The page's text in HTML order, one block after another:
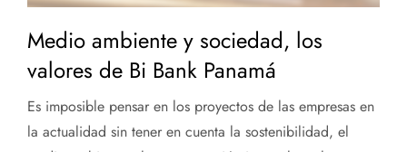
Medio ambiente y sociedad, los
valores de Bi Bank Panamá
Es imposible pensar en los proyectos de las empresas en
la actualidad sin tener en cuenta la sostenibilidad, el